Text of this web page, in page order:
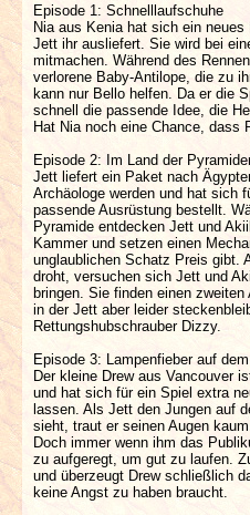
Episode 1: Schnelllaufschuhe
Nia aus Kenia hat sich ein
Jett ihr ausliefert. Sie wird bei
mitmachen. Während des
verlorene Baby-Antilope, die zu
kann nur Bello helfen. Da er die
schnell die passende Idee, die
Hat Nia noch eine Chance, dass
Episode 2: Im Land der
Jett liefert ein Paket nach
Archäologe werden und hat sich
passende Ausrüstung bestellt.
Pyramide entdecken Jett und
Kammer und setzen einen
unglaublichen Schatz Preis gibt.
droht, versuchen sich Jett und
bringen. Sie finden einen
in der Jett aber leider
Rettungshubschrauber Dizzy.
Episode 3: Lampenfieber auf
Der kleine Drew aus Vancouver
und hat sich für ein Spiel extra
lassen. Als Jett den Jungen auf
sieht, traut er seinen Augen
Doch immer wenn ihm das
zu aufgeregt, um gut zu laufen.
und überzeugt Drew schließlich
keine Angst zu haben braucht.